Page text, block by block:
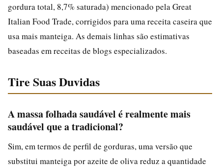
gordura total, 8,7% saturada) mencionado pela Great
Italian Food Trade, corrigidos para uma receita caseira que
usa mais manteiga. As demais linhas são estimativas
baseadas em receitas de blogs especializados.
Tire Suas Duvidas
A massa folhada saudável é realmente mais
saudável que a tradicional?
Sim, em termos de perfil de gorduras, uma versão que
substitui manteiga por azeite de oliva reduz a quantidade